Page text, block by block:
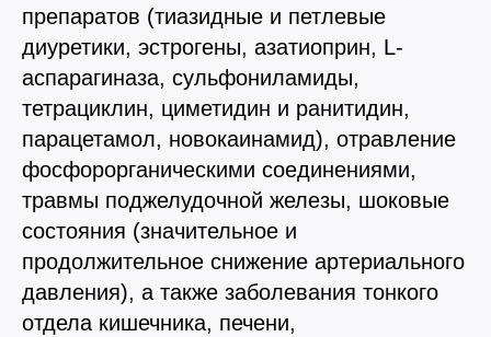
препаратов (тиазидные и петлевые
диуретики, эстрогены, азатиоприн, L-
аспарагиназа, сульфониламиды,
тетрациклин, циметидин и ранитидин,
парацетамол, новокаинамид), отравление
фосфорорганическими соединениями,
травмы поджелудочной железы, шоковые
состояния (значительное и
продолжительное снижение артериального
давления), а также заболевания тонкого
отдела кишечника, печени,